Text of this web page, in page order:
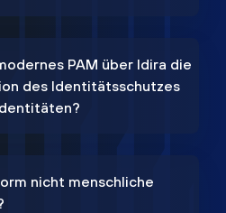
PAM über Idira die
des Identitätsschutzes
nicht menschliche